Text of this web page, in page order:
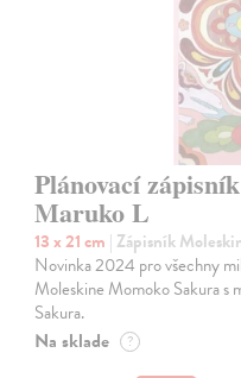
Plánovací
Maruko L
13 x 21 cm | Zápisník
Novinka 2024 pro všechny
Moleskine Momoko Sakura s
Sakura.
Na sklade ?